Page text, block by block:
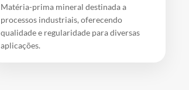
Matéria-prima mineral destinada a
processos industriais, oferecendo
qualidade e regularidade para diversas
aplicações.